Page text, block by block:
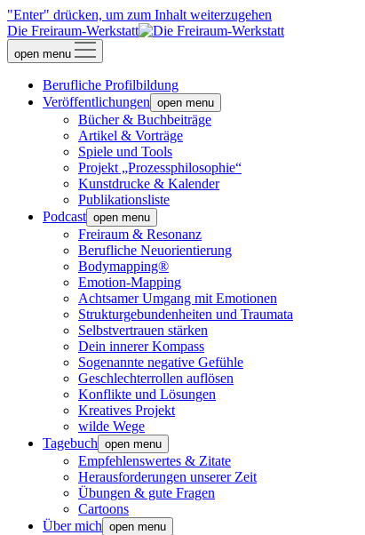
"Enter" drücken, um zum Inhalt weiterzugehen
Die Freiraum-Werkstatt
open menu
Berufliche Profilbildung
Veröffentlichungen open menu
Bücher & Buchbeiträge
Artikel & Vorträge
Spiele und Tools
Projekt „Prozessphilosophie“
Kunstdrucke & Kalender
Publikationsliste
Podcast open menu
Freiraum & Resonanz
Berufliche Neuorientierung
Bodymapping®
Emotion-Mapping
Achtsamer Umgang mit Emotionen
Strukturgebundenheiten und Traumata
Selbstvertrauen stärken
Dein innerer Kompass
Sogenannte negative Gefühle
Geschlechterrollen auflösen
Konflikte und Lösungen
Kreatives Projekt
wilde Wege
Tagebuch open menu
Empfehlenswertes & Zitate
Herausforderungen unserer Zeit
Übungen & gute Fragen
Cartoons
Über mich open menu